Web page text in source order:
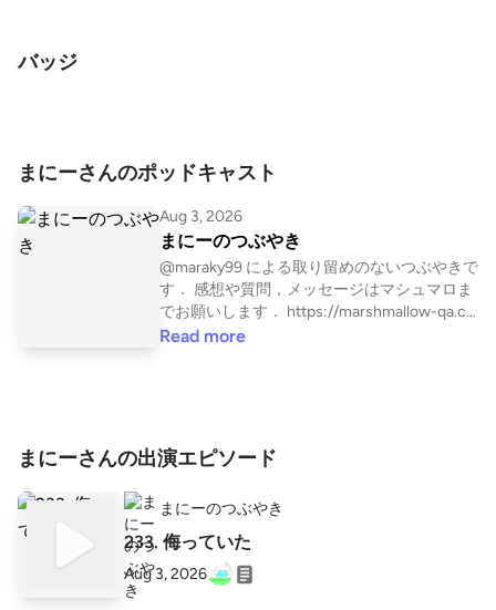
バッジ
まにーさんのポッドキャスト
Aug 3, 2026
まにーのつぶやき
@maraky99 による取り留めのないつぶやきで
す． 感想や質問，メッセージはマシュマロま
でお願いします． https://marshmallow-qa.co
m/maraky99 X https://twitter.com/maraky99
Read more
まにーさんの出演エピソード
まにーのつぶやき
233. 侮っていた
Aug 3, 2026